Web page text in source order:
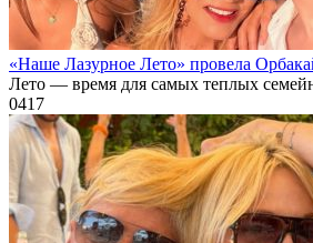
«Наше Лазурное Лето» провела
Лето — время для самых теплых
0417